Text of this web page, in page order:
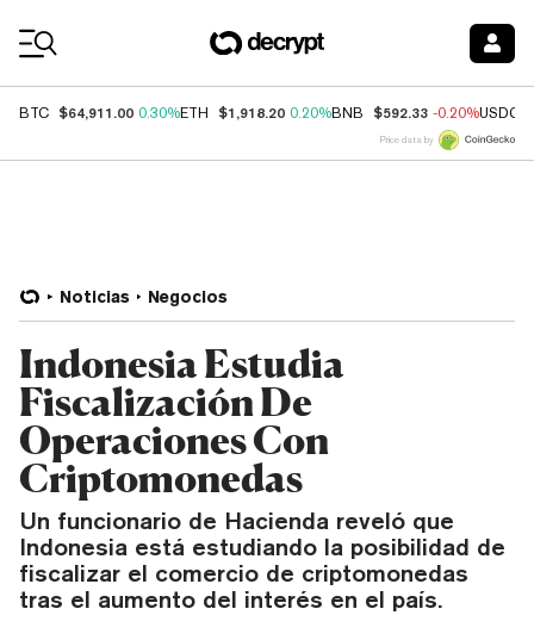
BTC $64,911.00 0.30%ETH $1,918.20 0.20%BNB $592.33 -0.20%USDC
Price data by
Noticias Negocios
Indonesia Estudia
Fiscalización De
Operaciones Con
Criptomonedas
Un funcionario de Hacienda reveló que
Indonesia está estudiando la posibilidad de
fiscalizar el comercio de criptomonedas
tras el aumento del interés en el país.